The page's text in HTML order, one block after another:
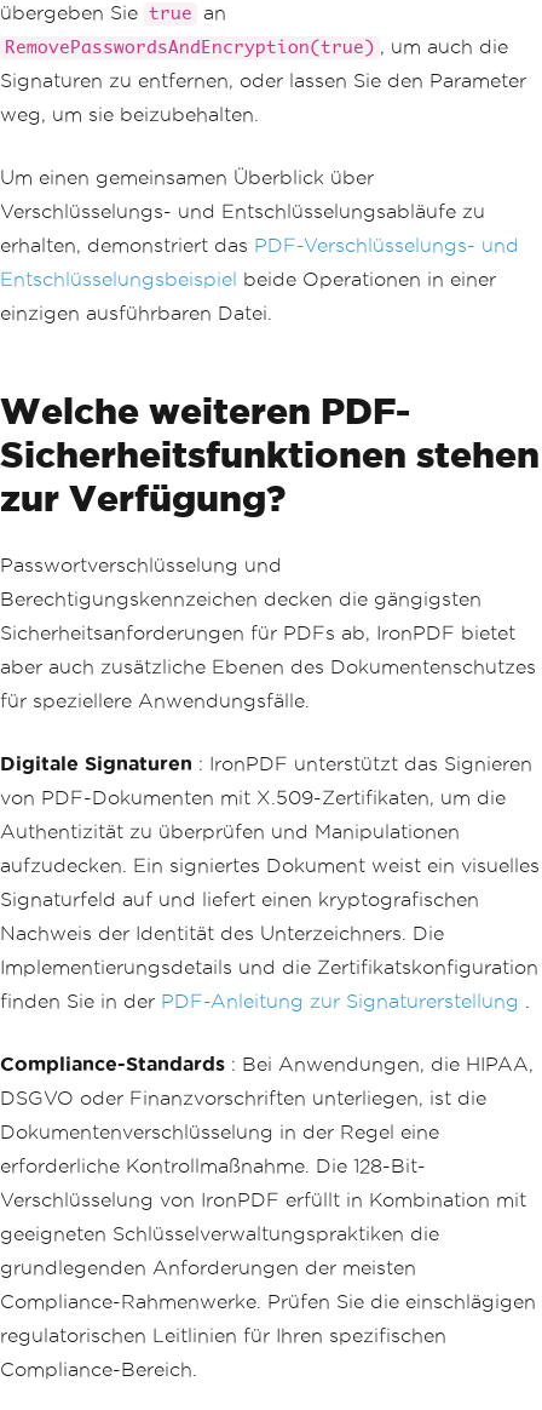
übergeben Sie true an
RemovePasswordsAndEncryption(true) , um auch die
Signaturen zu entfernen, oder lassen Sie den Parameter
weg, um sie beizubehalten.
Um einen gemeinsamen Überblick über
Verschlüsselungs- und Entschlüsselungsabläufe zu
erhalten, demonstriert das PDF-Verschlüsselungs- und
Entschlüsselungsbeispiel beide Operationen in einer
einzigen ausführbaren Datei.
Welche weiteren PDF-
Sicherheitsfunktionen stehen
zur Verfügung?
Passwortverschlüsselung und
Berechtigungskennzeichen decken die gängigsten
Sicherheitsanforderungen für PDFs ab, IronPDF bietet
aber auch zusätzliche Ebenen des Dokumentenschutzes
für speziellere Anwendungsfälle.
Digitale Signaturen : IronPDF unterstützt das Signieren
von PDF-Dokumenten mit X.509-Zertifikaten, um die
Authentizität zu überprüfen und Manipulationen
aufzudecken. Ein signiertes Dokument weist ein visuelles
Signaturfeld auf und liefert einen kryptografischen
Nachweis der Identität des Unterzeichners. Die
Implementierungsdetails und die Zertifikatskonfiguration
finden Sie in der PDF-Anleitung zur Signaturerstellung
Compliance-Standards : Bei Anwendungen, die HIPAA,
DSGVO oder Finanzvorschriften unterliegen, ist die
Dokumentenverschlüsselung in der Regel eine
erforderliche Kontrollmaßnahme. Die 128-Bit-
Verschlüsselung von IronPDF erfüllt in Kombination mit
geeigneten Schlüsselverwaltungspraktiken die
grundlegenden Anforderungen der meisten
Compliance-Rahmenwerke. Prüfen Sie die einschlägigen
regulatorischen Leitlinien für Ihren spezifischen
Compliance-Bereich.